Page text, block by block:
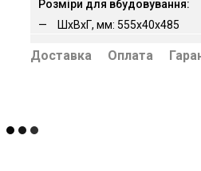
Розміри для вбудовування:
ШхВхГ, мм: 555х40х485
Доставка Оплата